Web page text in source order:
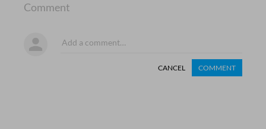
Comment
CANCEL COMMENT